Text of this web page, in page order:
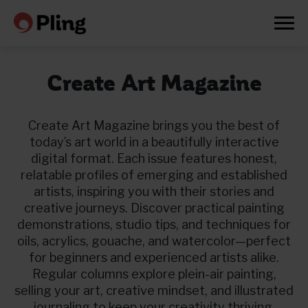
Prøv en måned gratis
Create Art Magazine
Create Art Magazine brings you the best of
today’s art world in a beautifully interactive
digital format. Each issue features honest,
relatable profiles of emerging and established
artists, inspiring you with their stories and
creative journeys. Discover practical painting
demonstrations, studio tips, and techniques for
oils, acrylics, gouache, and watercolor—perfect
for beginners and experienced artists alike.
Regular columns explore plein-air painting,
selling your art, creative mindset, and illustrated